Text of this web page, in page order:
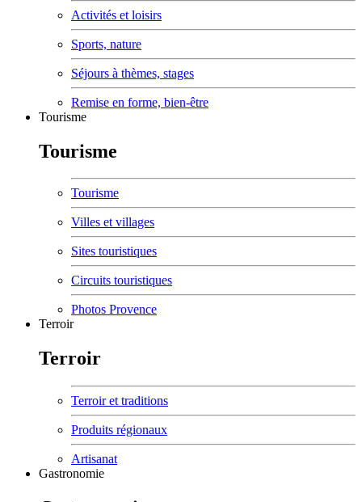
Activités et loisirs
Sports, nature
Séjours à thèmes, stages
Remise en forme, bien-être
Tourisme
Tourisme
Tourisme
Villes et villages
Sites touristiques
Circuits touristiques
Photos Provence
Terroir
Terroir
Terroir et traditions
Produits régionaux
Artisanat
Gastronomie